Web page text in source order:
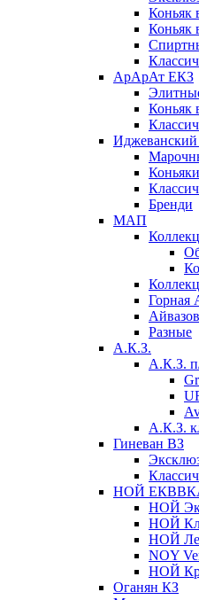
Коньяк
Коньяк
АрАрАт ЕКЗ
Коньяк
Бренди
МАП
Разные
А.К.З.
А.К.З.
А.К.З.
Гиневан ВЗ
НОЙ
НОЙ
НОЙ
НОЙ
NOY
НОЙ
Оганян КЗ